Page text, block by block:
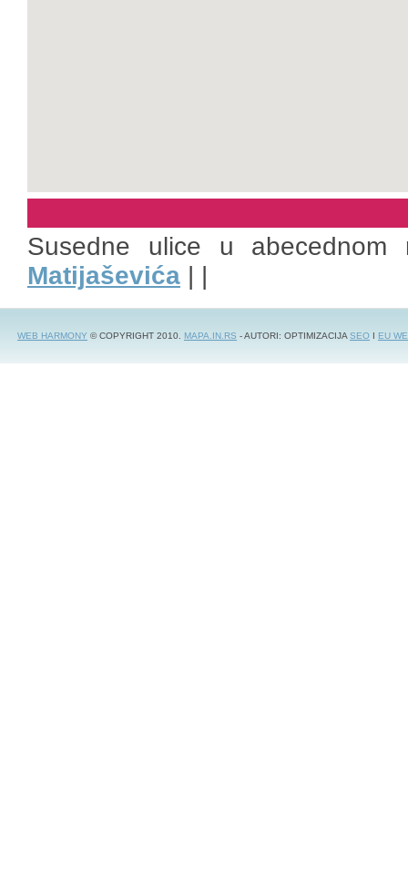
Susedne ulice u abecednom
Matijaševića | |
WEB HARMONY © COPYRIGHT 2010. MAPA.IN.RS - AUTORI: OPTIMIZACIJA SEO I EU